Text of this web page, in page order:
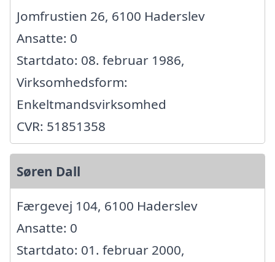
Jomfrustien 26, 6100 Haderslev
Ansatte: 0
Startdato: 08. februar 1986,
Virksomhedsform:
Enkeltmandsvirksomhed
CVR: 51851358
Søren Dall
Færgevej 104, 6100 Haderslev
Ansatte: 0
Startdato: 01. februar 2000,